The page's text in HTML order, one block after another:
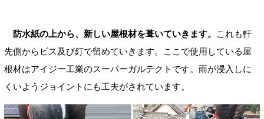
防水紙の上から、新しい屋根材を葺いていきます。
これも軒
先側からビス及び釘で留めていきます。ここで使用している屋
根材はアイジー工業のスーパーガルテクトです。雨が浸入しに
くいようジョイントにも工夫がされています。